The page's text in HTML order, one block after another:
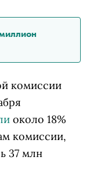
комиссии
около 18%
комиссии,
37 млн